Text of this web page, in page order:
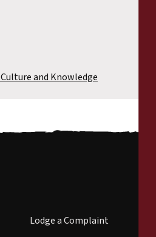
Culture and Knowledge
Lodge a Complaint